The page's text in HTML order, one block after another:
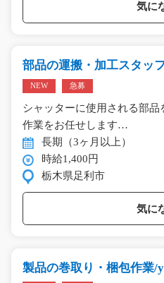
気に
部品の運搬・加工スタッ
NEW 急募
シャッターに使用される部
作業をお任せします…
長期（3ヶ月以上）
時給1,400円
栃木県足利市
気に
製品の巻取り・梱包作業/